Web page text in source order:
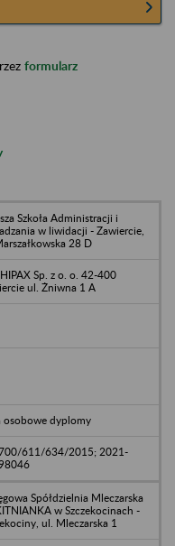
formularz
Szkoła Administracji i
w liwidacji - Zawiercie,
28 D
Sp. z o. o. 42-400
ul. Żniwna 1 A
osobowe dyplomy
611/634/2015; 2021-
Spółdzielnia Mleczarska
w Szczekocinach -
ul. Mleczarska 1